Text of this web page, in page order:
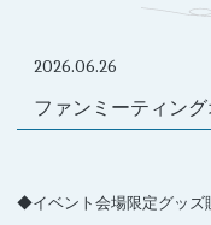
2026.06.26
ファンミーティン
◆イベント会場限定グッ